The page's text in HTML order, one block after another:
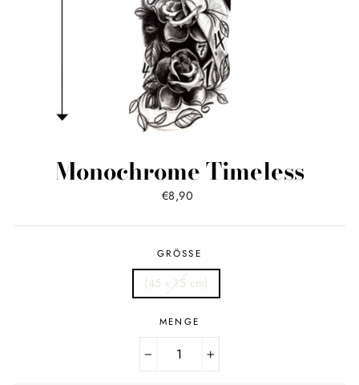
Monochrome Timeless
Normaler
€8,90
GRÖSSE
(45 x 15 cm)
MENGE